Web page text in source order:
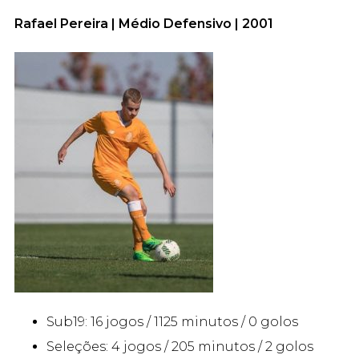
Rafael Pereira | Médio Defensivo | 2001
Sub19: 16 jogos / 1125 minutos / 0 golos
Seleções: 4 jogos / 205 minutos / 2 golos